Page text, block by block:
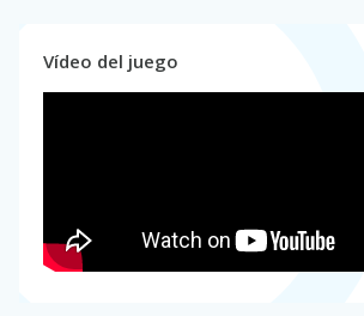
Vídeo del juego